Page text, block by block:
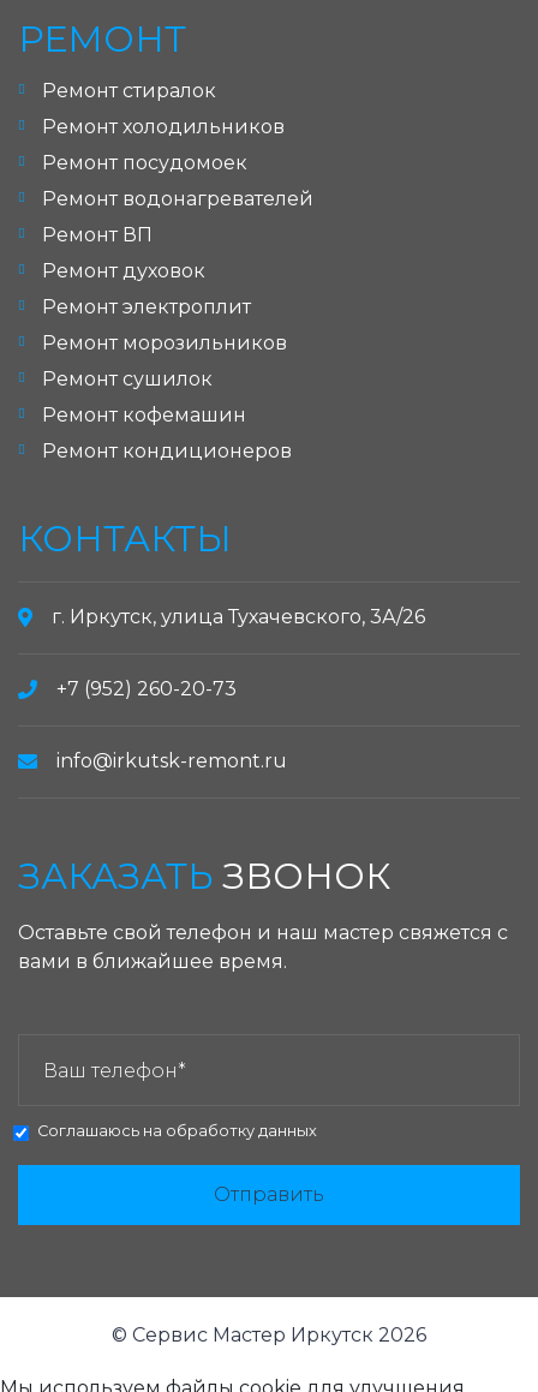
РЕМОНТ
Ремонт стиралок
Ремонт холодильников
Ремонт посудомоек
Ремонт водонагревателей
Ремонт ВП
Ремонт духовок
Ремонт электроплит
Ремонт морозильников
Ремонт сушилок
Ремонт кофемашин
Ремонт кондиционеров
КОНТАКТЫ
г. Иркутск, улица Тухачевского, 3А/26
+7 (952) 260-20-73
info@irkutsk-remont.ru
ЗАКАЗАТЬ ЗВОНОК
Оставьте свой телефон и наш мастер свяжется с
вами в ближайшее время.
Соглашаюсь на обработку данных
Отправить
© Сервис Мастер Иркутск 2026